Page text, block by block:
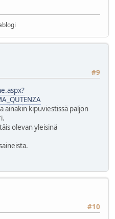
#9
ainakin kipuviestissä paljon
olevan yleisinä
#10